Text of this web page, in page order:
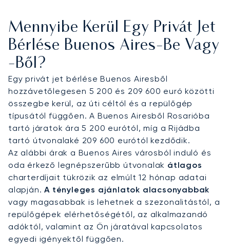
fogadásához. Sofőrös transzferrel juttatjuk el
ügyfeleinket az olyan ötcsillagos szállodákba,
mint az Alvear Palace vagy a Palacio Duhau, illetve
közvetlenül az exkluzív estanciákra és
sportlétesítményekbe. Kérésre helikopteres
transzfert is biztosítunk a tengerparti üdülőhelyek
vagy a versenyhelyszínek gyorsabb eléréséhez.
Legyen szó az Argentin Póló Bajnokságon való
részvételről, egy magas szintű kereskedelmi
csúcstalálkozóról vagy egy privát
jachtkirándulásról Puerto Maderóból, minden
részletet az Ön időbeosztásához igazítunk.
Két évtizedes tapasztalatával a LunaJets az
Argus® minősítésű biztonságot, az átlátható
árazást és a világszerte igényes ügyfelek által
megbecsült bérlési megoldásokat ötvözi. Buenos
Airesben ez hatékony hozzáférést jelent a
pólószezon alatt, valamint zökkenőmentes privát
Mennyibe Kerül Egy Privát Jet
Bérlése Buenos Aires-Be Vagy
-ből?
Egy privát jet bérlése Buenos Airesből
hozzávetőlegesen 5 200 és 209 600 euró közötti
összegbe kerül, az úti céltól és a repülőgép
típusától függően. A Buenos Airesből Rosarióba
tartó járatok ára 5 200 eurótól, míg a Rijádba
tartó útvonalaké 209 600 eurótól kezdődik.
Az alábbi árak a Buenos Aires városból induló és
oda érkező legnépszerűbb útvonalak átlagos
charterdíjait tükrözik az elmúlt 12 hónap adatai
alapján.A tényleges ajánlatok alacsonyabbak
vagy magasabbak is lehetnek a szezonalitástól, a
repülőgépek elérhetőségétől, az alkalmazandó
adóktól, valamint az Ön járatával kapcsolatos
egyedi igényektől függően.